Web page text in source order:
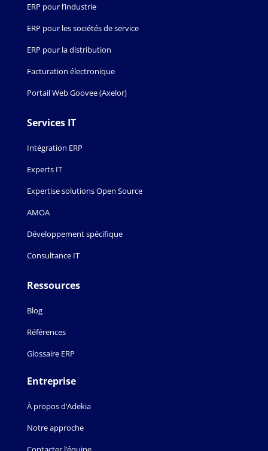
ERP pour l’industrie
ERP pour les sociétés de service
ERP pour la distribution
Facturation électronique
Portail Web Goovee (Axelor)
Services IT
Intégration ERP
Experts IT
Expertise solutions Open Source
AMOA
Développement spécifique
Consultance IT
Ressources
Blog
Références
Glossaire ERP
Entreprise
À propos d’Adekia
Notre approche